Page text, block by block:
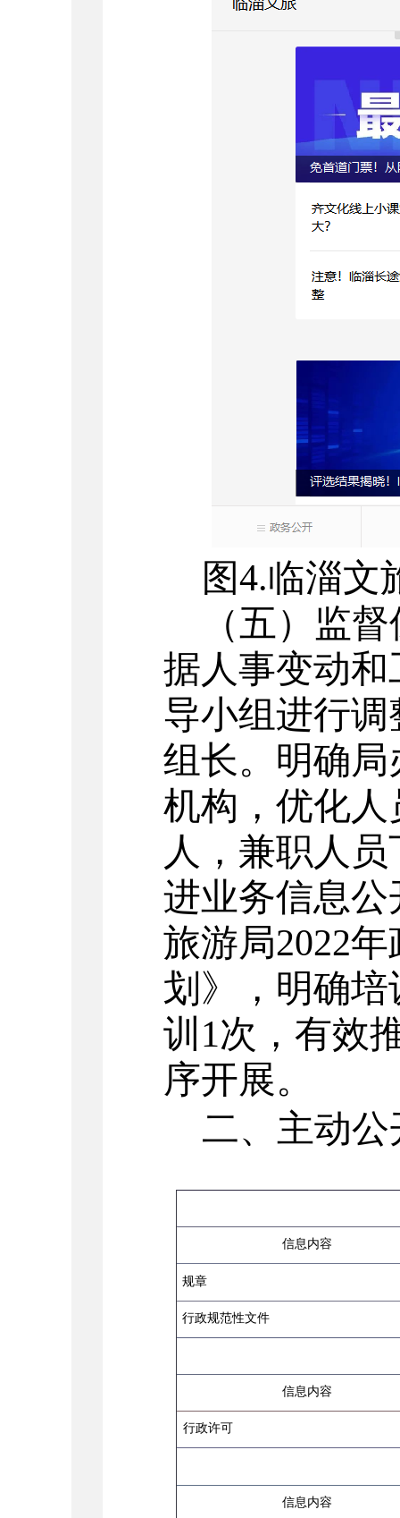
图4.临淄文
（五） 监
据人事变动
导小组进行调
组长。明确局
机构，优化
人，兼职人
进业务信息
旅游局2022
划》，明确培
训1次，有效
序开展。
二、主动
信息内容
规章
行政规范性文件
信息内容
行政许可
信息内容